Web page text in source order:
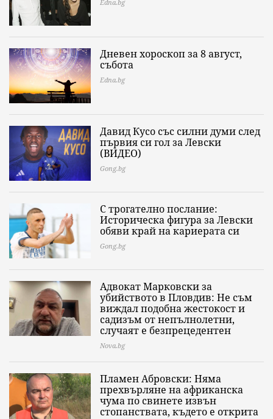
Edna.bg
Дневен хороскоп за 8 август,
събота
Edna.bg
Давид Кусо със силни думи след
първия си гол за Левски
(ВИДЕО)
Gong.bg
С трогателно послание:
Историческа фигура за Левски
обяви край на кариерата си
Gong.bg
Адвокат Марковски за
убийството в Пловдив: Не съм
виждал подобна жестокост и
садизъм от непълнолетни,
случаят е безпрецедентен
Nova.bg
Пламен Абровски: Няма
прехвърляне на африканска
чума по свинете извън
стопанствата, където е открита